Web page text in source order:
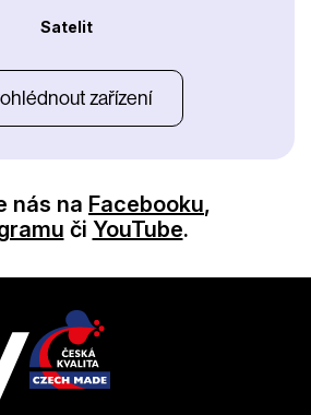
Satelit
zařízení
nás na Facebooku,
či YouTube.